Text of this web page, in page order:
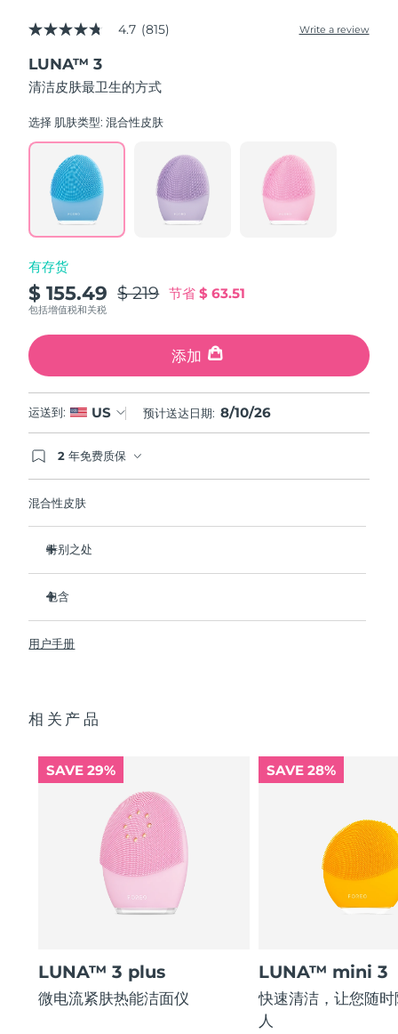
4.7
of
5
stars,
rating
Read
Reviews.
Same
page
link.
4.7 (815) Write a review
LUNA™ 3
清洁皮肤最卫生的方式
选择 肌肤类型:混合性皮肤
有存货
$ 155.49 $ 219 节省$ 63.51
包括增值税和关税
添加
运送到: US 预计送达日期: 8/10/26
2 年免费质保
混合性皮肤
特别之处
物。
清除毛孔深处的杂质，减少爆痘的可能。
抚平细纹，帮助放松面部肌肉紧张点。
16档强度，符合人体工程学的轻质设计，智能app护肤。
包含
USB 充电线
通用操作指南
用户手册
相关产品
SAVE 29%
LUNA™ 3 plus
微电流紧肤热能洁面仪
SAVE 28%
LUNA™ mini 3
快速清洁，让您随
人